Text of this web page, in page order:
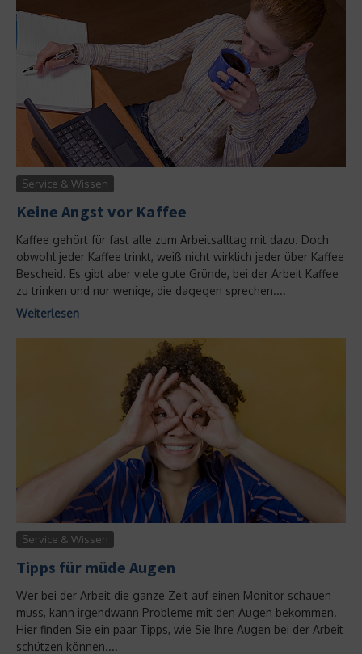
Service & Wissen
Keine Angst vor Kaffee
Kaffee gehört für fast alle zum Arbeitsalltag mit dazu. Doch
obwohl jeder Kaffee trinkt, weiß nicht wirklich jeder über Kaffee
Bescheid. Es gibt aber viele gute Gründe, bei der Arbeit Kaffee
zu trinken und nur wenige, die dagegen sprechen....
Weiterlesen
Service & Wissen
Tipps für müde Augen
Wer bei der Arbeit die ganze Zeit auf einen Monitor schauen
muss, kann irgendwann Probleme mit den Augen bekommen.
Hier finden Sie ein paar Tipps, wie Sie Ihre Augen bei der Arbeit
schützen können....